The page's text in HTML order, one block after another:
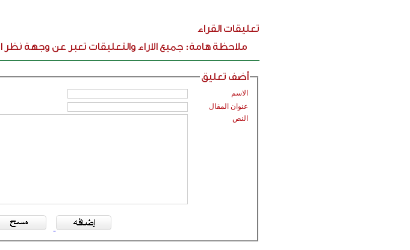
تعليقات القراء
ملاحظة هامة: جميع الاراء والتعليقات تعبر عن وجهة
أضف تعليق
الاسم
عنوان المقال
النص